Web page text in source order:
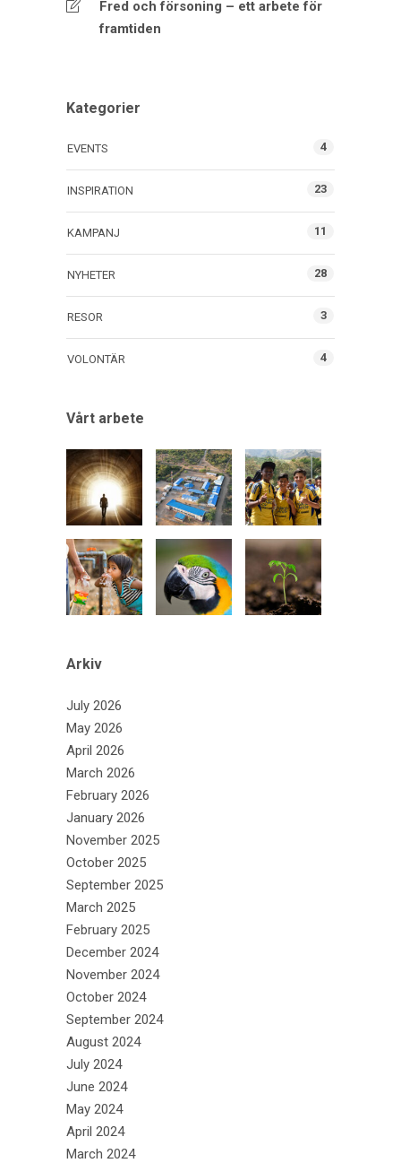
Fred och försoning – ett arbete för
framtiden
Kategorier
EVENTS 4
INSPIRATION 23
KAMPANJ 11
NYHETER 28
RESOR 3
VOLONTÄR 4
Vårt arbete
Arkiv
July 2026
May 2026
April 2026
March 2026
February 2026
January 2026
November 2025
October 2025
September 2025
March 2025
February 2025
December 2024
November 2024
October 2024
September 2024
August 2024
July 2024
June 2024
May 2024
April 2024
March 2024